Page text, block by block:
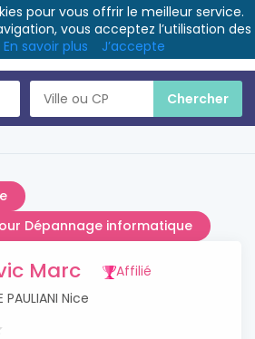
Dépannage informatique
Marc
Affilié
PAULIANI Nice
pour vous offrir le meilleur service.
vous acceptez l’utilisation des
En savoir plus J’accepte